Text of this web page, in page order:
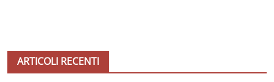
ARTICOLI RECENTI